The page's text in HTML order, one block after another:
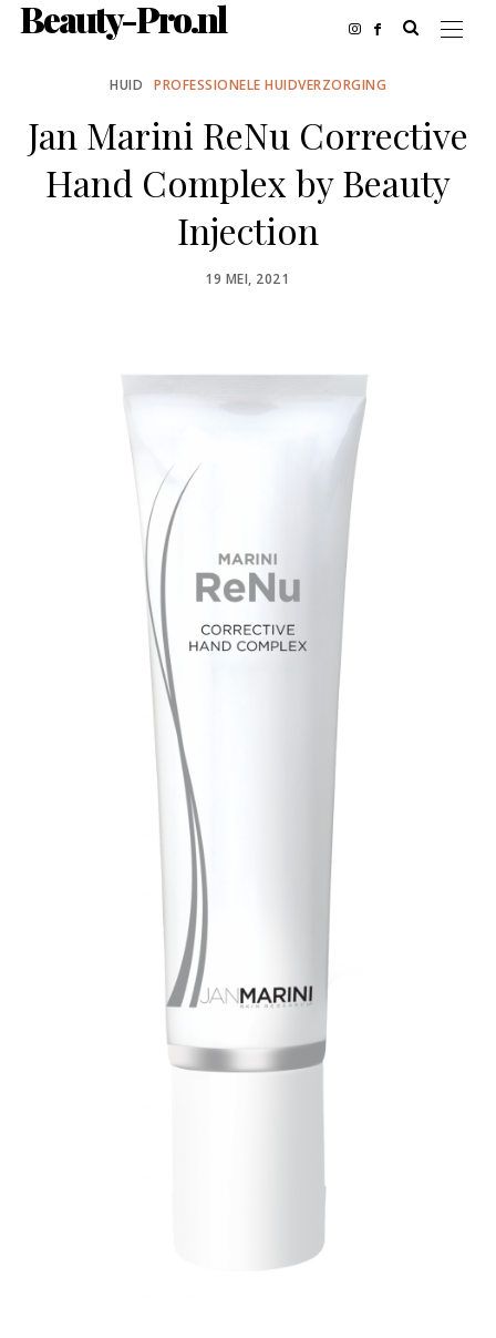
Beauty-Pro.nl
HUID PROFESSIONELE HUIDVERZORGING
Jan Marini ReNu Corrective
Hand Complex by Beauty
Injection
POSTED
19 MEI, 2021